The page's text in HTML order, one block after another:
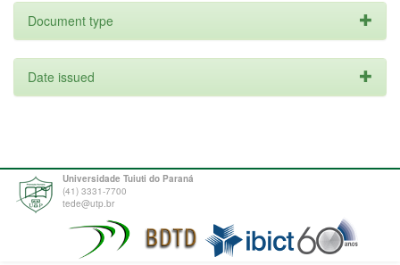
Document type
Date issued
Universidade Tuiuti do Paraná
(41) 3331-7700
tede@utp.br